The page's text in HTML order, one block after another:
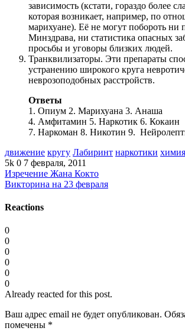
зависимость (кстати, гораздо более
которая возникает, напри­мер, по
марихуане). Её не могут побороть ни
Минздрава, ни статистика опасных
просьбы и уговоры близких людей.
Транквилизаторы. Эти препараты
устранению широкого круга
неврозоподобных расстройств.
Ответы
1. Опиум 2. Марихуана 3. Анаша
4. Амфитамин 5. Наркотик 6. Кокаин
7. Наркоман 8. Никотин 9.
движение кругу Лабиринт наркотики химия
5k 0 7 февраля, 2011
Изречение Жана Кокто
Викторина на 23 февраля
Reactions
0
0
0
0
0
0
Already reacted for this post.
Ваш адрес email не будет опубликован.
помечены *